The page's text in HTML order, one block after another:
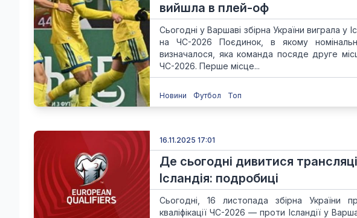
вийшла в плей-оф
Сьогодні у Варшаві збірна України виграла у
на ЧС-2026 Поєдинок, в якому
визначалося, яка команда посяде друге
ЧС-2026. Перше місце...
Новини Футбол Топ
16.11.2025 17:01
Де сьогодні дивитися
Ісландія: подробиці
Сьогодні, 16 листопада збірна України
кваліфікації ЧС-2026 — проти Ісландії у